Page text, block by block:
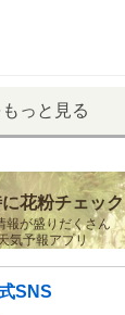
っと見る
花粉チェック
報が盛りだくさん
気予報アプリ
SNS